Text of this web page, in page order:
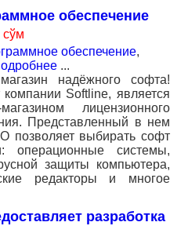
обеспечение
сўм
обеспечение,
...
надёжного софта!
Softline, является
лицензионного
Представленный в нем
позволяет выбирать софт
операционные системы,
защиты компьютера,
редакторы и многое
разработка